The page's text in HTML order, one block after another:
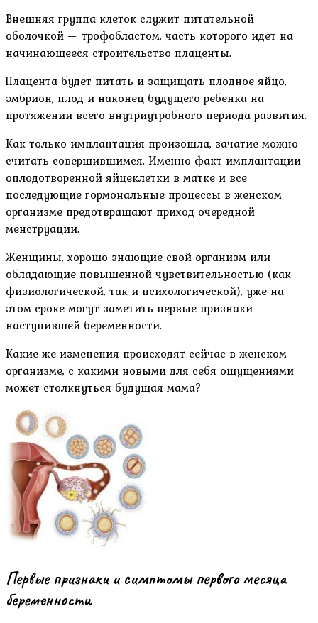
Внешняя группа клеток служит питательной
оболочкой — трофобластом, часть которого идет на
начинающееся строительство плаценты.
Плацента будет питать и защищать плодное яйцо,
эмбрион, плод и наконец будущего ребенка на
протяжении всего внутриутробного периода развития.
Как только имплантация произошла, зачатие можно
считать совершившимся. Именно факт имплантации
оплодотворенной яйцеклетки в матке и все
последующие гормональные процессы в женском
организме предотвращают приход очередной
менструации.
Женщины, хорошо знающие свой организм или
обладающие повышенной чувствительностью (как
физиологической, так и психологической), уже на
этом сроке могут заметить первые признаки
наступившей беременности.
Какие же изменения происходят сейчас в женском
организме, с какими новыми для себя ощущениями
может столкнуться будущая мама?
Первые признаки и симптомы первого месяца
беременности